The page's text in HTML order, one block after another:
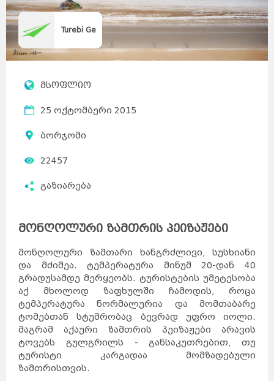
Turebi Ge
მსოფლიო
25 ოქტომბერი 2015
ბორჯომი
22457
გაზიარება
მონღოლური ზამთრის პეიზაჟები
მონღოლური ზამთარი ხანგრძლივი, სუსხიანი
და მძიმეა. ტემპერატურა მინუმ 20-დან 40
გრადუსამდე მერყეობს. ტურისტების უმეტესობა
აქ მხოლოდ ზაფხულში ჩამოდის, როცა
ტემპერატურა ნორმალურია და მომთაბარე
ტომებთან სტუმრობაც ბევრად უფრო იოლი.
მაგრამ აქაური ზამთრის პეიზაჟები არავის
ტოვებს გულგრილს - განსაკუთრებით, თუ
ტურისტი კარგადაა მომზადებული
ზამთრისთვის.